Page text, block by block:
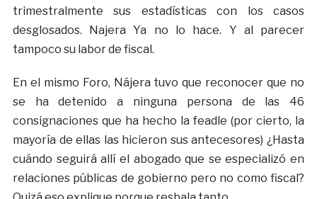
trimestralmente sus estadísticas con los casos
desglosados. Najera Ya no lo hace. Y al parecer
tampoco su labor de fiscal.
En el mismo Foro, Nájera tuvo que reconocer que no
se ha detenido a ninguna persona de las 46
consignaciones que ha hecho la feadle (por cierto, la
mayoría de ellas las hicieron sus antecesores) ¿Hasta
cuándo seguirá allí el abogado que se especializó en
relaciones públicas de gobierno pero no como fiscal?